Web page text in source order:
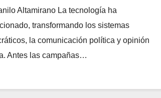
Altamirano La tecnología ha
transformando los sistemas
la comunicación política y opinión
Antes las campañas…